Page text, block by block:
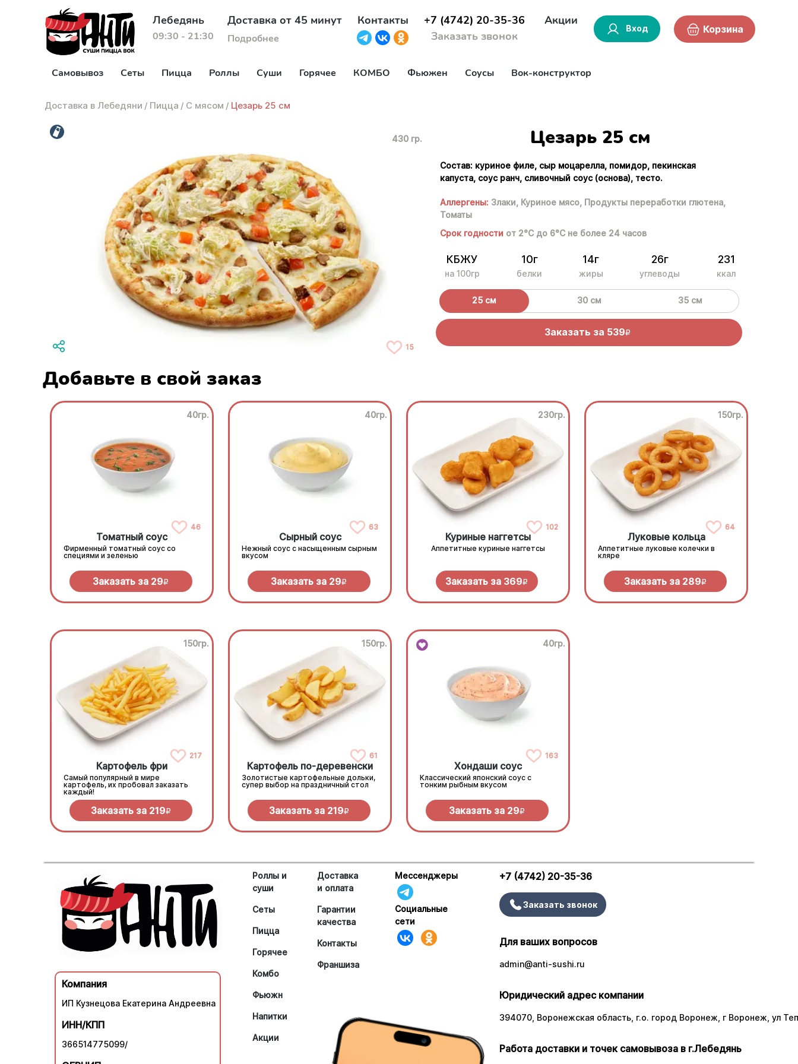
Лебедянь
09:30 - 21:30
Доставка от 45 минут
Подробнее
Контакты
+7 (4742) 20-35-36
Заказать звонок
Акции
Вход Корзина
Самовывоз Сеты Пицца Роллы Суши Горячее КОМБО Фьюжен Соусы Вок-конструктор
Доставка в Лебедяни / Пицца / С мясом / Цезарь 25 см
430 гр.
15
Цезарь 25 см
Состав: куриное филе, сыр моцарелла, помидор, пекинская
капуста, соус ранч, сливочный соус (основа), тесто.
Аллергены: Злаки, Куриное мясо, Продукты переработки глютена,
Томаты
Срок годности от 2°С до 6°С не более 24 часов
КБЖУ
на 100гр
10г
белки
14г
жиры
26г
углеводы
231
ккал
25 см 30 см 35 см
Заказать за 539R
Добавьте в свой заказ
40гр.
46
Томатный соус
Фирменный томатный соус со
специями и зеленью
Заказать за 29R
40гр.
63
Сырный соус
Нежный соус с насыщенным сырным
вкусом
Заказать за 29R
230гр.
102
Куриные наггетсы
Аппетитные куриные наггетсы
Заказать за 369R
150гр.
64
Луковые кольца
Аппетитные луковые колечки в
кляре
Заказать за 289R
150гр.
217
Картофель фри
Самый популярный в мире
картофель, их пробовал заказать
каждый!
Заказать за 219R
150гр.
61
Картофель по-деревенски
Золотистые картофельные дольки,
супер выбор на праздничный стол
Заказать за 219R
40гр.
163
Хондаши соус
Классический японский соус с
тонким рыбным вкусом
Заказать за 29R
Компания
ИП Кузнецова Екатерина Андреевна
ИНН/КПП
366514775099/
Роллы и
суши
Сеты
Пицца
Горячее
Комбо
Фьюжн
Напитки
Акции
Доставка
и оплата
Гарантии
качества
Контакты
Франшиза
Мессенджеры
Социальные
сети
+7 (4742) 20-35-36
Заказать звонок
Для ваших вопросов
admin@anti-sushi.ru
Юридический адрес компании
394070, Воронежская область, г.о. город Воронеж, г Воронеж, ул
Работа доставки и точек самовывоза в г.Лебедянь